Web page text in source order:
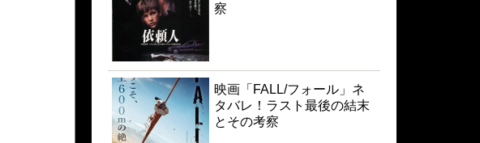
察
映画「FALL/フォール」ネ
タバレ！ラスト最後の結末
とその考察